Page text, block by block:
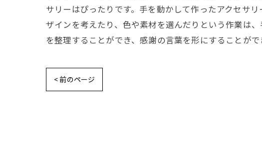
サリーはぴったりです。手を動かして作ったアクセサ
ザインを考えたり、色や素材を選んだりという作業は
を整理することができ、感謝の言葉を形にすることが
< 前のページ